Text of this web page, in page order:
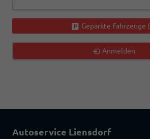
Geparkte Fahrzeuge (
Anmelden
Autoservice Liensdorf